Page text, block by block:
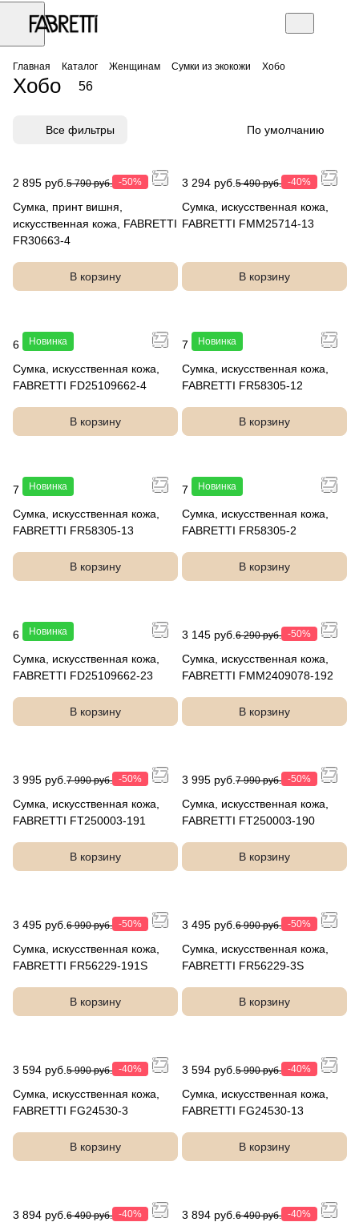
Главная Каталог Женщинам Сумки из экокожи Хобо
Хобо 56
Все фильтры По умолчанию
2 895 руб. 5 790 руб. -50%
Сумка, принт вишня,
искусственная кожа, FABRETTI
FR30663-4
В корзину
3 294 руб. 5 490 руб. -40%
Сумка, искусственная кожа,
FABRETTI FMM25714-13
В корзину
Новинка
6 990 руб.
Сумка, искусственная кожа,
FABRETTI FD25109662-4
В корзину
Новинка
7 490 руб.
Сумка, искусственная кожа,
FABRETTI FR58305-12
В корзину
Новинка
7 490 руб.
Сумка, искусственная кожа,
FABRETTI FR58305-13
В корзину
Новинка
7 490 руб.
Сумка, искусственная кожа,
FABRETTI FR58305-2
В корзину
Новинка
6 990 руб.
Сумка, искусственная кожа,
FABRETTI FD25109662-23
В корзину
3 145 руб. 6 290 руб. -50%
Сумка, искусственная кожа,
FABRETTI FMM2409078-192
В корзину
3 995 руб. 7 990 руб. -50%
Сумка, искусственная кожа,
FABRETTI FT250003-191
В корзину
3 995 руб. 7 990 руб. -50%
Сумка, искусственная кожа,
FABRETTI FT250003-190
В корзину
3 495 руб. 6 990 руб. -50%
Сумка, искусственная кожа,
FABRETTI FR56229-191S
В корзину
3 495 руб. 6 990 руб. -50%
Сумка, искусственная кожа,
FABRETTI FR56229-3S
В корзину
3 594 руб. 5 990 руб. -40%
Сумка, искусственная кожа,
FABRETTI FG24530-3
В корзину
3 594 руб. 5 990 руб. -40%
Сумка, искусственная кожа,
FABRETTI FG24530-13
В корзину
3 894 руб. 6 490 руб. -40% 3 894 руб. 6 490 руб. -40%